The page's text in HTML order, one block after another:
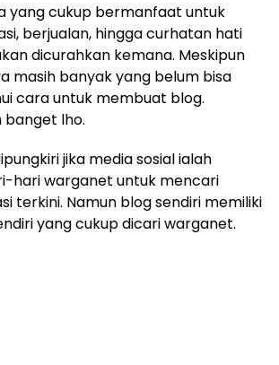
yang cukup bermanfaat untuk
berjualan, hingga curhatan hati
dicurahkan kemana. Meskipun
masih banyak yang belum bisa
cara untuk membuat blog.
banget lho.
jika media sosial ialah
hari warganet untuk mencari
terkini. Namun blog sendiri memiliki
yang cukup dicari warganet.